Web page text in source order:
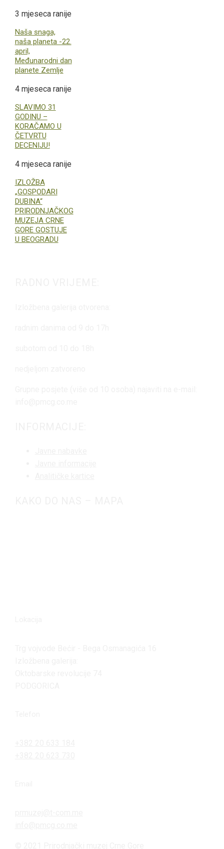
3 mjeseca ranije
Naša snaga,
naša planeta -22.
april,
Međunarodni dan
planete Zemlje
4 mjeseca ranije
SLAVIMO 31
GODINU –
KORAČAMO U
ČETVRTU
DECENIJU!
4 mjeseca ranije
IZLOŽBA
„GOSPODARI
DUBINA“
PRIRODNJAČKOG
MUZEJA CRNE
GORE GOSTUJE
U BEOGRADU